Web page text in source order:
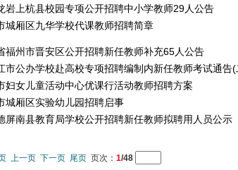
岩上杭县校园专项公开招聘中小学教师29人公告
城厢区九华学校代课教师招聘简章
福州市晋安区公开招聘新任教师补充65人公告
市公办学校赴高校专项招聘编制内新任教师考试通告(
妇女儿童活动中心优课行活动教师招聘方案
城厢区实验幼儿园招聘启事
屏南县教育局学校公开招聘新任教师拟聘用人员公示
上一页 下一页 尾页 页次： 1/48